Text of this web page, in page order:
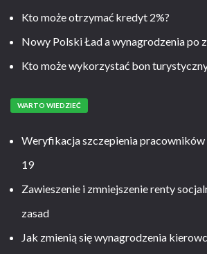
Kto może otrzymać kredyt 2%?
Nowy Polski Ład a wynagrodzenia po
Kto może wykorzystać bon
WARTO WIEDZIEĆ
Weryfikacja szczepienia
19
Zawieszenie i zmniejszenie renty
zasad
Jak zmienią się wynagrodzenia